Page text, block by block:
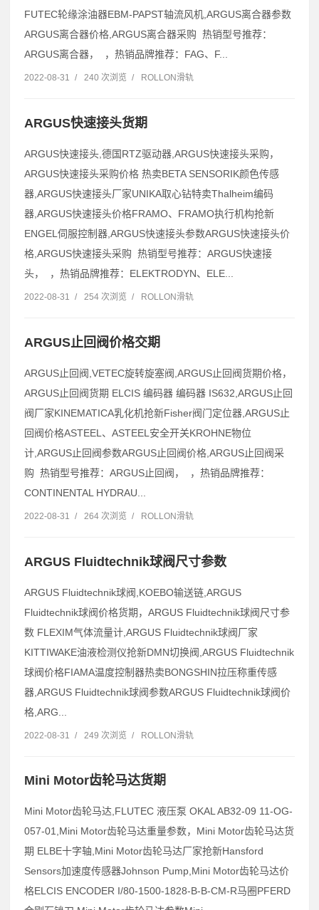
FUTEC轮缘涂油器EBM-PAPST轴流风机,ARGUS离合器参数
ARGUS离合器价格,ARGUS离合器采购 热销型号推荐：
ARGUS离合器， ，热销品牌推荐：FAG、F...
2022-08-31 / 240 次浏览 / ROLLON滑轨
ARGUS快速接头货期
ARGUS快速接头,德国RTZ驱动器,ARGUS快速接头采购，
ARGUS快速接头采购价格 热卖BETA SENSORIK颜色传感
器,ARGUS快速接头厂家UNIKA取心钻特卖Thalheim编码
器,ARGUS快速接头价格FRAMO、FRAMO执行机构抢新
ENGEL伺服控制器,ARGUS快速接头参数ARGUS快速接头价
格,ARGUS快速接头采购 热销型号推荐：ARGUS快速接
头， ，热销品牌推荐：ELEKTRODYN、ELE...
2022-08-31 / 254 次浏览 / ROLLON滑轨
ARGUS止回阀价格交期
ARGUS止回阀,VETEC旋转旋塞阀,ARGUS止回阀货期价格，
ARGUS止回阀货期 ELCIS 编码器 编码器 IS632,ARGUS止回
阀厂家KINEMATICA乳化机抢新Fisher阀门定位器,ARGUS止
回阀价格ASTEEL、ASTEEL安全开关KROHNE物位
计,ARGUS止回阀参数ARGUS止回阀价格,ARGUS止回阀采
购 热销型号推荐：ARGUS止回阀， ，热销品牌推荐：
CONTINENTAL HYDRAU...
2022-08-31 / 264 次浏览 / ROLLON滑轨
ARGUS Fluidtechnik球阀尺寸参数
ARGUS Fluidtechnik球阀,KOEBO输送链,ARGUS
Fluidtechnik球阀价格货期，ARGUS Fluidtechnik球阀尺寸参
数 FLEXIM气体流量计,ARGUS Fluidtechnik球阀厂家
KITTIWAKE油液检测仪抢新DMN切换阀,ARGUS Fluidtechnik
球阀价格FIAMA温度控制器热卖BONGSHIN拉压称重传感
器,ARGUS Fluidtechnik球阀参数ARGUS Fluidtechnik球阀价
格,ARG...
2022-08-31 / 249 次浏览 / ROLLON滑轨
Mini Motor齿轮马达货期
Mini Motor齿轮马达,FLUTEC 液压泵 OKAL AB32-09 11-OG-
057-01,Mini Motor齿轮马达重量参数，Mini Motor齿轮马达货
期 ELBE十字轴,Mini Motor齿轮马达厂家抢新Hansford
Sensors加速度传感器Johnson Pump,Mini Motor齿轮马达价
格ELCIS ENCODER I/80-1500-1828-B-B-CM-R马圈PFERD